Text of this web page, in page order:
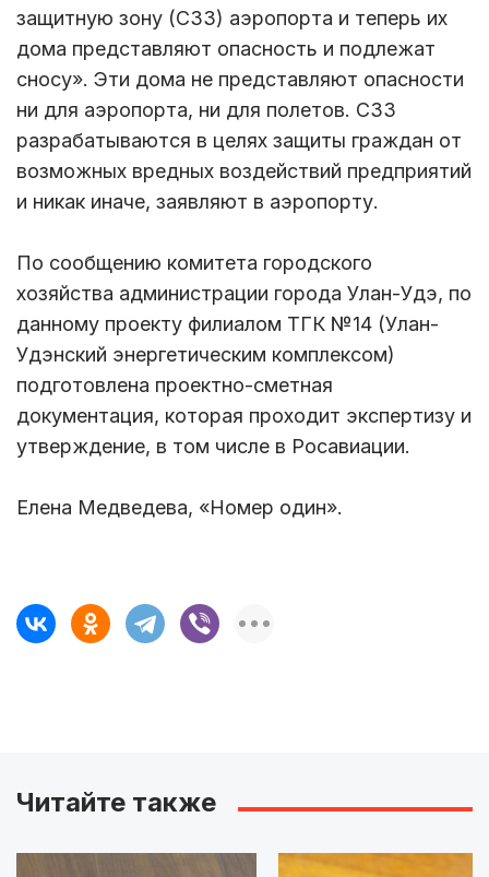
защитную зону (СЗЗ) аэропорта и теперь их
дома представляют опасность и подлежат
сносу». Эти дома не представляют опасности
ни для аэропорта, ни для полетов. СЗЗ
разрабатываются в целях защиты граждан от
возможных вредных воздействий предприятий
и никак иначе, заявляют в аэропорту.
По сообщению комитета городского
хозяйства администрации города Улан-Удэ, по
данному проекту филиалом ТГК №14 (Улан-
Удэнский энергетическим комплексом)
подготовлена проектно-сметная
документация, которая проходит экспертизу и
утверждение, в том числе в Росавиации.
Елена Медведева, «Номер один».
Читайте также